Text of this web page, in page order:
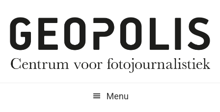
naar
hoofdnavigatie
naar
hoofd
inhoud
naar
eerste
sidebar
Menu